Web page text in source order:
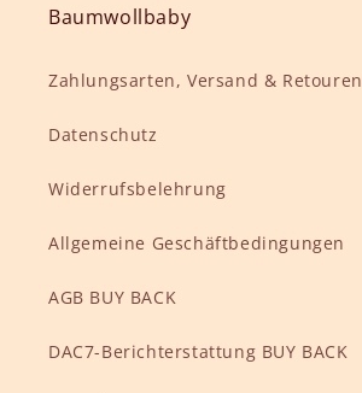
Baumwollbaby
Zahlungsarten, Versand & Retouren
Datenschutz
Widerrufsbelehrung
Allgemeine Geschäftbedingungen
AGB BUY BACK
DAC7-Berichterstattung BUY BACK